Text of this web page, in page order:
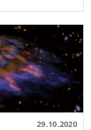
29.10.2020